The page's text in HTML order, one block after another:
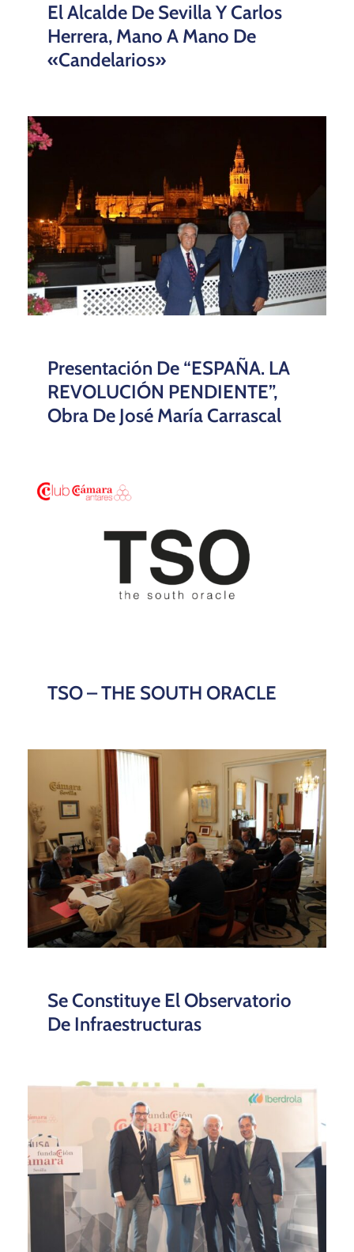
El Alcalde De Sevilla Y Carlos
Herrera, Mano A Mano De
«candelarios»
Presentación De “ESPAÑA. LA
REVOLUCIÓN PENDIENTE”,
Obra De José María Carrascal
TSO – THE SOUTH ORACLE
Se Constituye El Observatorio
De Infraestructuras